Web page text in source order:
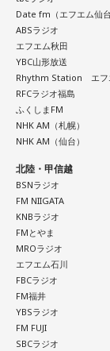
Date fm（エフエム仙台
ABSラジオ
エフエム秋田
YBC山形放送
Rhythm Station エフ
RFCラジオ福島
ふくしまFM
NHK AM（札幌）
NHK AM（仙台）
北陸・甲信越
BSNラジオ
FM NIIGATA
KNBラジオ
FMとやま
MROラジオ
エフエム石川
FBCラジオ
FM福井
YBSラジオ
FM FUJI
SBCラジオ